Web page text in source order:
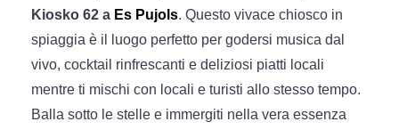
Kiosko 62 a Es Pujols. Questo vivace chiosco in
spiaggia è il luogo perfetto per godersi musica dal
vivo, cocktail rinfrescanti e deliziosi piatti locali
mentre ti mischi con locali e turisti allo stesso tempo.
Balla sotto le stelle e immergiti nella vera essenza